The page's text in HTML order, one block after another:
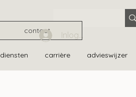
contact
diensten carrière advieswijzer
Inloggen